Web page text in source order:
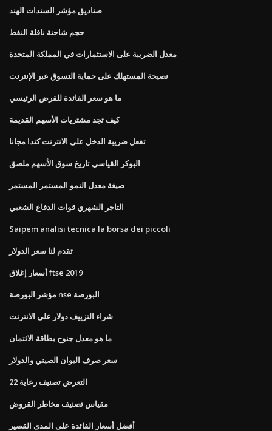
صناديق مؤشر السندات الهند
حجم شاحنة ناقلة النفط
معدل الضريبة على الاستثمارات في المملكة المتحدة
نصيحة المستهلك على حماية التسوق عبر الإنترنت
ما هو سعر الفائدة للقرض الرئيسي
كيف تجد مشتريات الأسهم القديمة
تفعل ضريبة الدخل على الانترنت كندا مجانا
البوكر القياسي تاريخ سوق الأسهم ملصق
صيغة معدل النمو المستمر المستمر
التاجر الشهري قوات الدفاع الشعبي
Saipem analisi tecnica la borsa dei piccoli
تقدم لنا سعر الدولار
أسعار إغلاق ftse 2019
مؤشر البورصة nse البورصة
شراء التزييف دولار على الانترنت
ما هو معدل جنوح بطاقة الائتمان
سعر صرف اليوان الصيني والدولار
التعرض تصنيف رعاية 22
مقياس تصنيف مخاطر القروض
أفضل أسعار الفائدة على المدى القصير